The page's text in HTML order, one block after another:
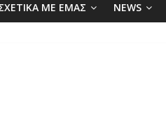
ΜΕ ΕΜΑΣ NEWS